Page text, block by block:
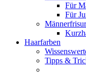
Für
Für
Haarfarben
Tipps &